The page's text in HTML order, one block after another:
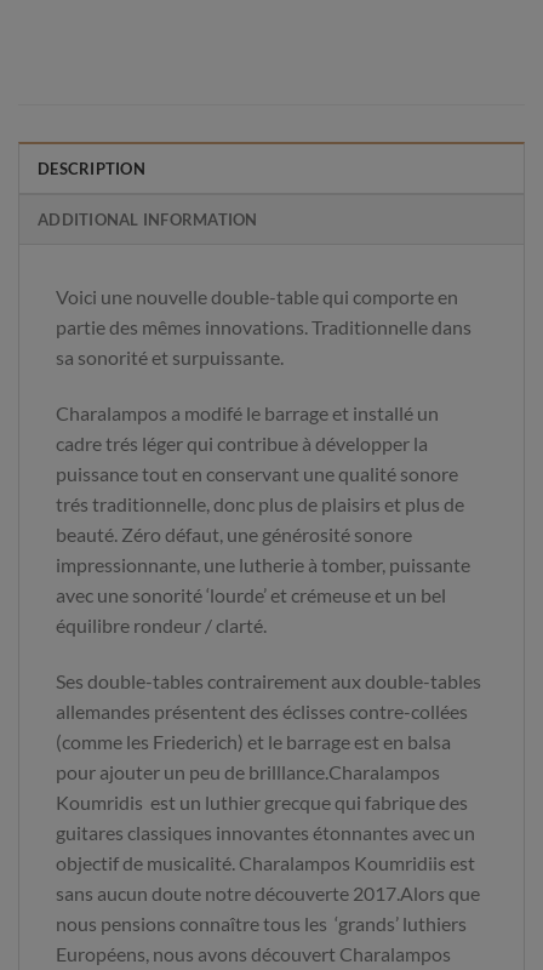
DESCRIPTION
ADDITIONAL INFORMATION
Voici une nouvelle double-table qui comporte en
partie des mêmes innovations. Traditionnelle dans
sa sonorité et surpuissante.
Charalampos a modifé le barrage et installé un
cadre trés léger qui contribue à développer la
puissance tout en conservant une qualité sonore
trés traditionnelle, donc plus de plaisirs et plus de
beauté. Zéro défaut, une générosité sonore
impressionnante, une lutherie à tomber, puissante
avec une sonorité ‘lourde’ et crémeuse et un bel
équilibre rondeur / clarté.
Ses double-tables contrairement aux double-tables
allemandes présentent des éclisses contre-collées
(comme les Friederich) et le barrage est en balsa
pour ajouter un peu de brilllance.Charalampos
Koumridis est un luthier grecque qui fabrique des
guitares classiques innovantes étonnantes avec un
objectif de musicalité. Charalampos Koumridiis est
sans aucun doute notre découverte 2017.Alors que
nous pensions connaître tous les ‘grands’ luthiers
Européens, nous avons découvert Charalampos